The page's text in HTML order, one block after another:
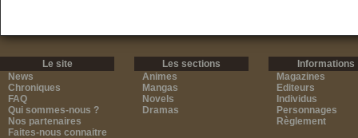
Le site
News
Chroniques
FAQ
Qui sommes-nous ?
Nos partenaires
Faites-nous connaitre
Les sections
Animes
Mangas
Novels
Dramas
Informations
Magazines
Editeurs
Individus
Personnages
Règlement